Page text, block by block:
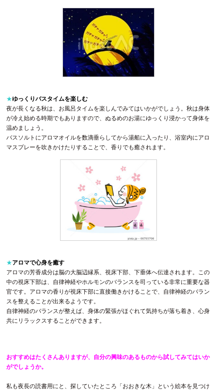
★ゆっくりバスタイムを楽しむ
夜が長くなる秋は、お風呂タイムを楽しんでみてはいかがでしょう。秋は身体
が冷え始める時期でもありますので、ぬるめのお湯にゆっくり浸かって身体を
温めましょう。
バスソルトにアロマオイルを数滴垂らしてから湯船に入ったり、浴室内にアロ
マスプレーを吹きかけたりすることで、香りでも癒されます。
★アロマで心身を癒す
アロマの芳香成分は脳の大脳辺縁系、視床下部、下垂体へ伝達されます。この
中の視床下部は、自律神経やホルモンのバランスを司っている非常に重要な器
官です。アロマの香りが視床下部に直接働きかけることで、自律神経のバラン
スを整えることが出来るようです。
自律神経のバランスが整えば、身体の緊張がほぐれて気持ちが落ち着き、心身
共にリラックスすることができます。
おすすめはたくさんありますが、自分の興味のあるものから試してみてはいか
がでしょうか。
私も夜長の読書用にと、探していたところ「おおきな木」という絵本を見つけ